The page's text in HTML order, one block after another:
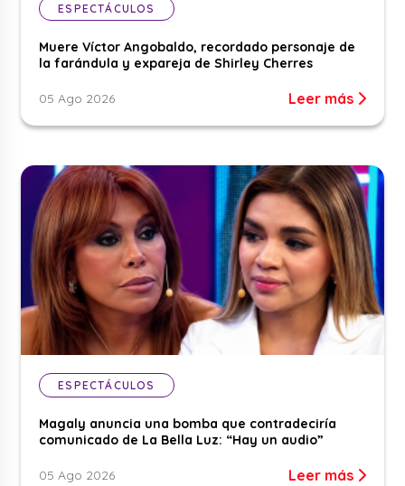
ESPECTÁCULOS
Muere Víctor Angobaldo, recordado personaje de
la farándula y expareja de Shirley Cherres
05 Ago 2026 Leer más
ESPECTÁCULOS
Magaly anuncia una bomba que contradeciría
comunicado de La Bella Luz: “Hay un audio”
05 Ago 2026 Leer más